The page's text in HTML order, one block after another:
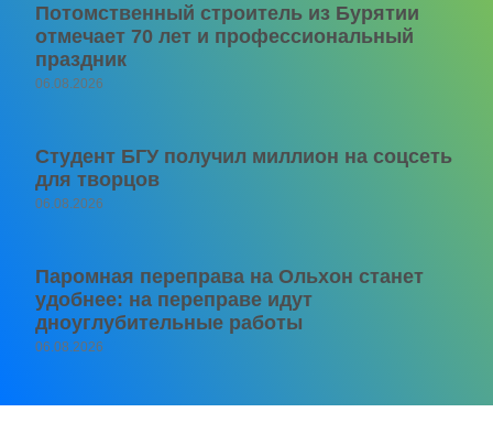
Потомственный строитель из Бурятии
отмечает 70 лет и профессиональный
праздник
06.08.2026
Студент БГУ получил миллион на соцсеть
для творцов
06.08.2026
Паромная переправа на Ольхон станет
удобнее: на переправе идут
дноуглубительные работы
06.08.2026